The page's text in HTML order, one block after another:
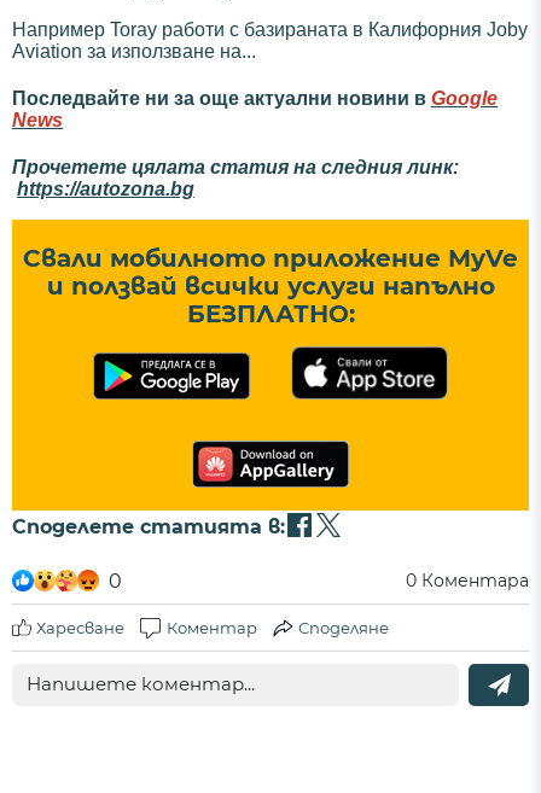
Например Toray работи с базираната в Калифорния Joby
Aviation за използване на...
Последвайте ни за още актуални новини в Google
News
Прочетете цялата статия на следния линк:
https://autozona.bg
Свали мобилното приложение MyVe
и ползвай всички услуги напълно
БЕЗПЛАТНО:
Споделете статията в:
0 0 Коментара
Харесване Коментар Споделяне